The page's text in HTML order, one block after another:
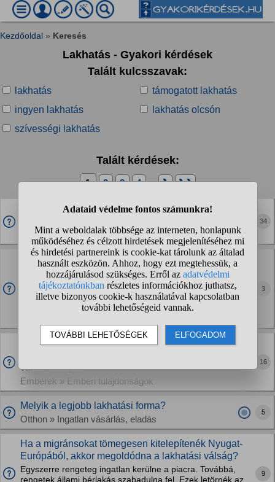
Kezdőoldal » Keresés
Lakhatás - Gyakori kérdések
Talált kulcsszavak:
lakhatás
támogatott lakhatás
ingyen lakhatás
lakhatás olcsón
szívességi lakhatás
Talált kérdések:
1 2 3 4 ... ❯ ❯❯
A Tisza álltal létrejövő bérlakások lefogják nyomni a
Politika » Magyar politika
34
20-22 éves párok, ti ha együtt laktok és esetleg idővel
szakítotok akkor hogyan oldanátok meg a lakhatást?
Egyébként van olyan akik a kényelem miatt inkabb együtt
maradnak még ha nem is olyan jó a kapcsolatuk de hogy ne
kelljen a költözéssel szenvedni inkább elviselik egymást?
3
Nagyon gáz vagyok? 27/F, kopaszodom, 16 éves
van, és még...
Emberek » Emberi tulajdonságok
16
Melyik a legjobb lakhatási forma?
Otthon » Ingatlan vásárlás, eladás
5
Ha a migránsokat tömegesen kitelepítenék Nyugat-
Európából, akkor megoldódna a lakhatási válság?
Egyszerre rengeteg ingatlan kerülne a piacra. Továbbá,
rengetek állami bérlakás szabadulna fel. Ezek letörnék az
9